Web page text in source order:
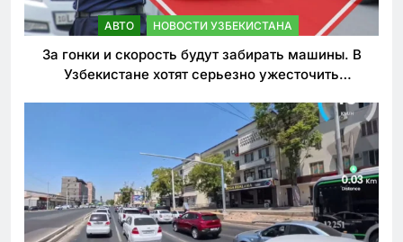
АВТО НОВОСТИ УЗБЕКИСТАНА
За гонки и скорость будут забирать машины. В
Узбекистане хотят серьезно ужесточить